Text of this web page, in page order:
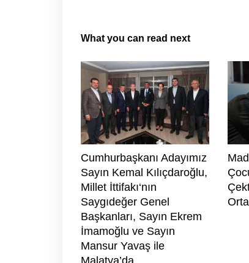
What you can read next
Cumhurbaşkanı Adayımız
Sayın Kemal Kılıçdaroğlu,
Millet İttifakı‘nın
Saygıdeğer Genel
Başkanları, Sayın Ekrem
İmamoğlu ve Sayın
Mansur Yavaş ile